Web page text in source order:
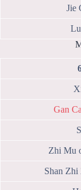
Jie
Gan
Zhi Mu
Shan Zhi